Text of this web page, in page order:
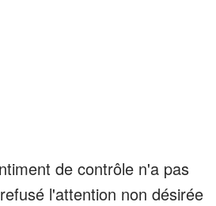
de contrôle n'a pas
l'attention non désirée